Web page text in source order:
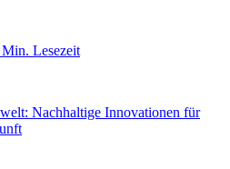
Lesezeit
Nachhaltige Innovationen für